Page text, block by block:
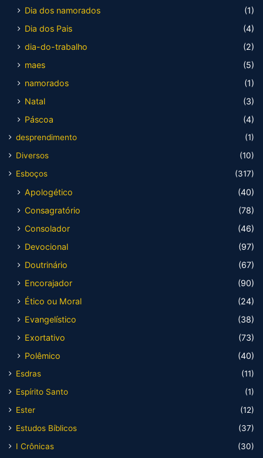
Dia dos namorados
(1)
Dia dos Pais
(4)
dia-do-trabalho
(2)
maes
(5)
namorados
(1)
Natal
(3)
Páscoa
(4)
desprendimento
(1)
Diversos
(10)
Esboços
(317)
Apologético
(40)
Consagratório
(78)
Consolador
(46)
Devocional
(97)
Doutrinário
(67)
Encorajador
(90)
Ético ou Moral
(24)
Evangelístico
(38)
Exortativo
(73)
Polêmico
(40)
Esdras
(11)
Espírito Santo
(1)
Ester
(12)
Estudos Bíblicos
(37)
I Crônicas
(30)